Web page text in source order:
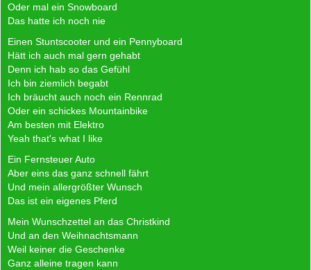
Oder mal ein Snowboard
Das hatte ich noch nie
Einen Stuntscooter und ein Pennyboard
Hätt ich auch mal gern gehabt
Denn ich hab so das Gefühl
Ich bin ziemlich begabt
Ich bräucht auch noch ein Rennrad
Oder ein schickes Mountainbike
Am besten mit Elektro
Yeah that's what I like
Ein Fernsteuer Auto
Aber eins das ganz schnell fährt
Und mein allergrößter Wunsch
Das ist ein eigenes Pferd
Mein Wunschzettel an das Christkind
Und an den Weihnachtsmann
Weil keiner die Geschenke
Ganz alleine tragen kann